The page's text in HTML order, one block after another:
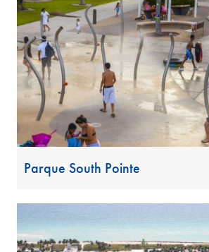
Parque South Pointe